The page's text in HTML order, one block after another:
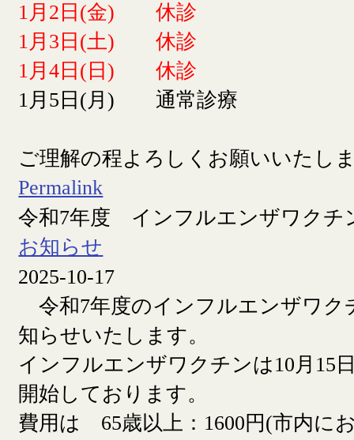
1月2日(金) 休診
1月3日(土) 休診
1月4日(日) 休診
1月5日(月) 通常診療
ご理解の程よろしくお願いいたし
Permalink
令和7年度 インフルエンザワクチ
お知らせ
2025-10-17
令和7年度のインフルエンザワク
知らせいたします。
インフルエンザワクチンは10月15
開始しております。
費用は 65歳以上：1600円(市内に